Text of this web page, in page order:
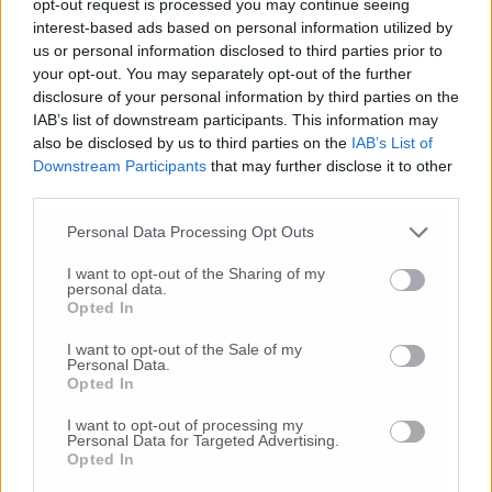
opt-out request is processed you may continue seeing
interest-based ads based on personal information utilized by
us or personal information disclosed to third parties prior to
your opt-out. You may separately opt-out of the further
disclosure of your personal information by third parties on the
IAB’s list of downstream participants. This information may
also be disclosed by us to third parties on the IAB’s List of
Downstream Participants that may further disclose it to other
Personal Data Processing Opt Outs
I want to opt-out of the Sharing of my
personal data.
Opted In
I want to opt-out of the Sale of my
Personal Data.
Opted In
I want to opt-out of processing my
Personal Data for Targeted Advertising.
Opted In
continuità assistenziale basato sulle esigenze
specifiche delle zone territoriali. Insomma, un
ponte verso il futuro della medicina
territoriale che non riduce risorse ma le
organizza rafforzando dove c’è più biosgno».
in alcuni territori dove mancava». Nadia
Storti dopo aver ringraziato i medici di
continuità assistenziale, spesso molto
giovani che hanno dimostrato grande senso
di responsabilità durante la crisi pandemica
coprendo più sedi di continuità assistenziale
per un compenso di 23 euro l’ora, ha spiegato
come si è arrivati all’accordo: «Una scelta
coraggiosa e ponderata – ha sottolineato –
partendo dalle situazioni specifiche per